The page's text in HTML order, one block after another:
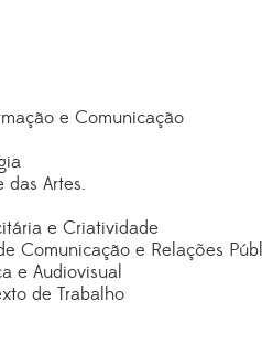
e Comunicação
das Artes.
e Criatividade
Comunicação e Relações
e Audiovisual
de Trabalho